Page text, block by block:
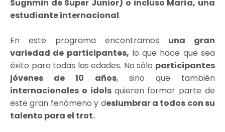
Sugnmin de Super Junior) o incluso María, una
estudiante internacional.
En este programa encontramos una gran
variedad de participantes, lo que hace que sea
éxito para todas las edades. No sólo participantes
jóvenes de 10 años, sino que también
internacionales o idols quieren formar parte de
este gran fenómeno y deslumbrar a todos con su
talento para el trot.